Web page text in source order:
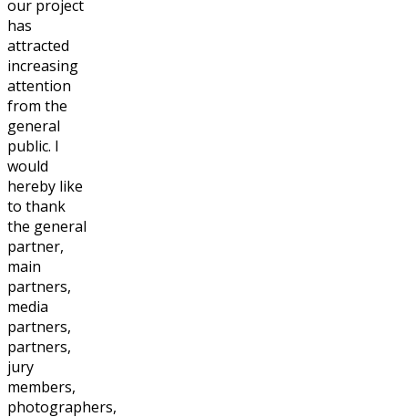
our project
has
attracted
increasing
attention
from the
general
public. I
would
hereby like
to thank
the general
partner,
main
partners,
media
partners,
partners,
jury
members,
photographers,